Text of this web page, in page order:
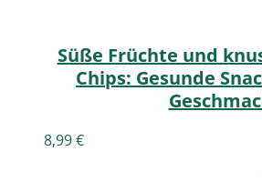
Süße Früchte und
Chips: Gesunde
8,99€